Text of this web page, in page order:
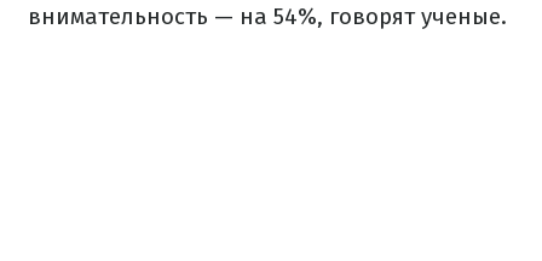
внимательность — на 54%, говорят ученые.